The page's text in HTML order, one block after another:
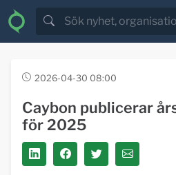
2026-04-30 08:00
Caybon publicerar
för 2025